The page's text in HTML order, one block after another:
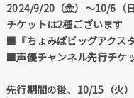
2024/9/20（金）～10/6（
チケットは2種ございます
■『ちょみぱビッグアクス
■声優チャンネル先行チケ
先行期間の後、10/15（火